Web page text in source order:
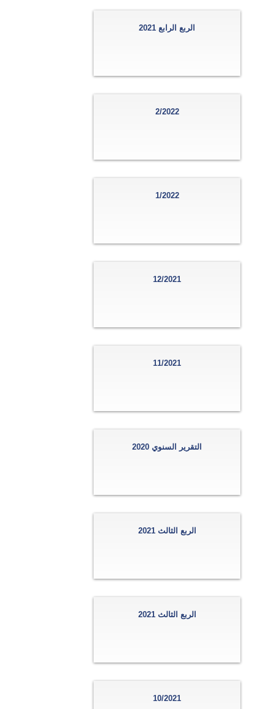
الربع الرابع 2021
2/2022
1/2022
12/2021
11/2021
التقرير السنوي 2020
الربع الثالث 2021
الربع الثالث 2021
10/2021